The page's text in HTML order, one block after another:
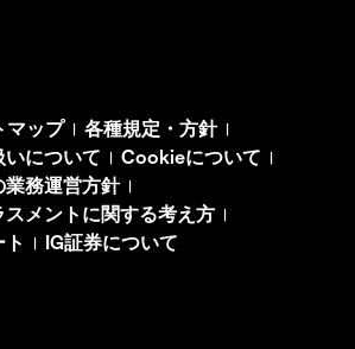
マップ| 各種規定・方針|
について | Cookieについて |
業務運営方針|
スメントに関する考え方 |
| IG証券について